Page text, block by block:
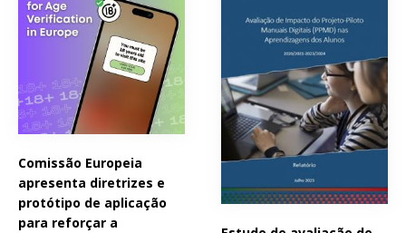
Comissão Europeia
apresenta diretrizes e
protótipo de aplicação
para reforçar a